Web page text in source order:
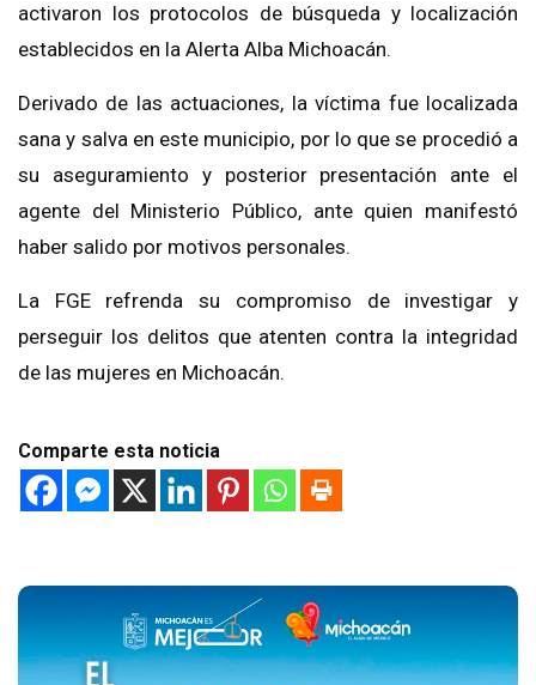
activaron los protocolos de búsqueda y localización
establecidos en la Alerta Alba Michoacán.
Derivado de las actuaciones, la víctima fue localizada
sana y salva en este municipio, por lo que se procedió a
su aseguramiento y posterior presentación ante el
agente del Ministerio Público, ante quien manifestó
haber salido por motivos personales.
La FGE refrenda su compromiso de investigar y
perseguir los delitos que atenten contra la integridad
de las mujeres en Michoacán.
Comparte esta noticia